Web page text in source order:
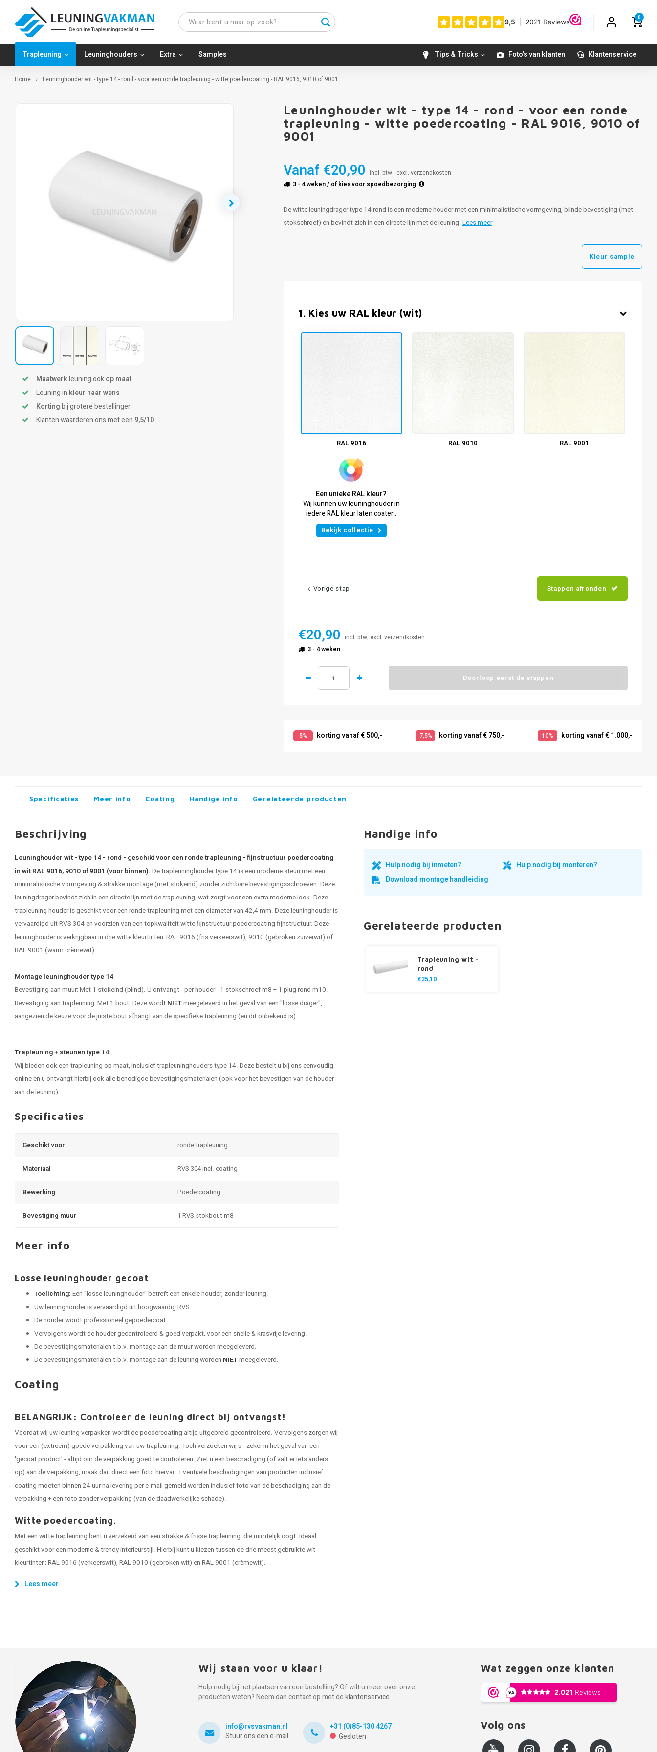
0
Trapleuning Leuninghouders Extra Samples Tips & Tricks Foto's van klanten Klantenservice
Home Leuninghouder wit - type 14 - rond - voor een ronde trapleuning - witte poedercoating - RAL 9016, 9010 of 9001
Maatwerkleuning ookop maat
Leuning in kleur naar wens
Kortingbij grotere bestellingen
Klanten waarderen ons met een 9,5/10
Leuninghouder wit - type 14 - rond - voor een ronde
trapleuning - witte poedercoating - RAL 9016, 9010 of
9001
Vanaf €20,90 incl. btw , excl. verzendkosten
3 - 4 weken/ of kies voor spoedbezorging
De witte leuningdrager type 14 rond is een moderne houder met een minimalistische vormgeving, blinde bevestiging (met
stokschroef) en bevindt zich in een directe lijn met de leuning. Lees meer
Kleur sample
1. Kies uw RAL kleur (wit)
RAL 9016 RAL 9010 RAL 9001
Een unieke RAL kleur?
Wij kunnen uw leuninghouder in
iedere RAL kleur laten coaten.
Bekijk collectie
Vorige stap Stappen afronden
€20,90 incl. btw, excl. verzendkosten
3 - 4 weken
Doorloop eerst de stappen
5% korting vanaf € 500,- 7,5% korting vanaf € 750,- 10% korting vanaf € 1.000,-
Specificaties Meer info Coating Handige info Gerelateerde producten
Beschrijving
Leuninghouder wit - type 14 - rond - geschikt voor een ronde trapleuning - fijnstructuur poedercoating
in wit RAL 9016, 9010 of 9001 (voor binnen). De trapleuninghouder type 14 is een moderne steun met een
minimalistische vormgeving & strakke montage (met stokeind) zonder zichtbare bevestigingsschroeven. Deze
leuningdrager bevindt zich in een directe lijn met de trapleuning, wat zorgt voor een extra moderne look. Deze
trapleuning houderis geschikt voor een ronde trapleuning met een diameter van 42,4 mm. Deze leuninghouder is
vervaardigd uit RVS 304 en voorzien van een topkwaliteit witte fijnstructuur poedercoating fijnstructuur. Deze
leuninghouder is verkrijgbaar in drie witte kleurtinten: RAL 9016 (fris verkeerswit), 9010 (gebroken zuiverwit) of
RAL 9001 (warm crèmewit).
Montage leuninghouder type 14
Bevestiging aan muur: Met 1 stokeind (blind). U ontvangt - per houder - 1 stokschroef m8 + 1 plug rond m10.
Bevestiging aan trapleuning: Met 1 bout. Deze wordt NIETmeegeleverd in het geval van een "losse drager",
aangezien de keuze voor de juiste bout afhangt van de specifieke trapleuning (en dit onbekend is).
Trapleuning + steunen type 14:
Wij bieden ook een trapleuning op maat, inclusief trapleuninghouders type 14. Deze bestelt u bij ons eenvoudig
online en u ontvangt hierbij ook alle benodigde bevestigingsmaterialen (ook voor het bevestigen van de houder
aan de leuning).
Specificaties
Geschikt voor ronde trapleuning
Materiaal RVS 304 incl. coating
Bewerking Poedercoating
Bevestiging muur 1 RVS stokbout m8
Meer info
Losse leuninghouder gecoat
Toelichting: Een "losse leuninghouder" betreft een enkele houder, zonder leuning.
Uw leuninghouder is vervaardigd uit hoogwaardig RVS.
De houder wordt professioneel gepoedercoat.
Vervolgens wordt de houder gecontroleerd & goed verpakt, voor een snelle & krasvrije levering.
De bevestigingsmaterialen t.b.v. montage aan de muur worden meegeleverd.
De bevestigingsmaterialen t.b.v. montage aan de leuning worden NIETmeegeleverd.
Coating
BELANGRIJK: Controleer de leuning direct bij ontvangst!
Voordat wij uw leuning verpakken wordt de poedercoating altijd uitgebreid gecontroleerd. Vervolgens zorgen wij
voor een (extreem) goede verpakking van uw trapleuning. Toch verzoeken wij u - zeker in het geval van een
'gecoat product' - altijd om de verpakking goed te controleren. Ziet u een beschadiging (of valt er iets anders
op) aan de verpakking, maak dan direct een foto hiervan. Eventuele beschadigingen van producten inclusief
coating moeten binnen 24 uur na levering per e-mail gemeld worden inclusief foto van de beschadiging aan de
verpakking + een foto zonder verpakking (van de daadwerkelijke schade).
Witte poedercoating.
Met een witte trapleuning bent u verzekerd van een strakke & frisse trapleuning, die ruimtelijk oogt. Ideaal
geschikt voor een moderne & trendy interieurstijl. Hierbij kunt u kiezen tussen de drie meest gebruikte wit
kleurtinten; RAL 9016 (verkeerswit), RAL 9010 (gebroken wit) en RAL 9001 (crèmewit).
Lees meer
Handige info
Hulp nodig bij inmeten?
Hulp nodig bij monteren?
Download montage handleiding
Gerelateerde producten
Trapleuning wit -
rond
€35,10
Wij staan voor u klaar!
Hulp nodig bij het plaatsen van een bestelling? Of wilt u meer over onze
producten weten? Neem dan contact op met deklantenservice.
info@rvsvakman.nl
Stuur ons een e-mail
+31 (0)85-130 4267
Gesloten
Wat zeggen onze klanten
Volg ons